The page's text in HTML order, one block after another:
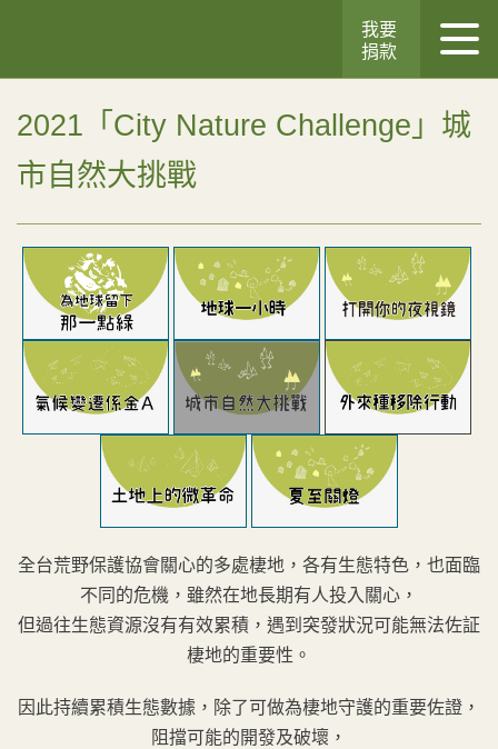
我要
捐款
2021「City Nature Challenge」城
市自然大挑戰
全台荒野保護協會關心的多處棲地，各有生態特色，也面臨
不同的危機，雖然在地長期有人投入關心，
但過往生態資源沒有有效累積，遇到突發狀況可能無法佐証
棲地的重要性。
因此持續累積生態數據，除了可做為棲地守護的重要佐證，
阻擋可能的開發及破壞，